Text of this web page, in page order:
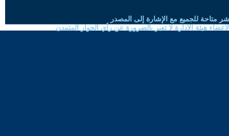
متاحة للجميع مع الإشارة إلى المصدر
هيئة الادارة لا تعبر بالضرورة عن رأي الحوار المتمدن